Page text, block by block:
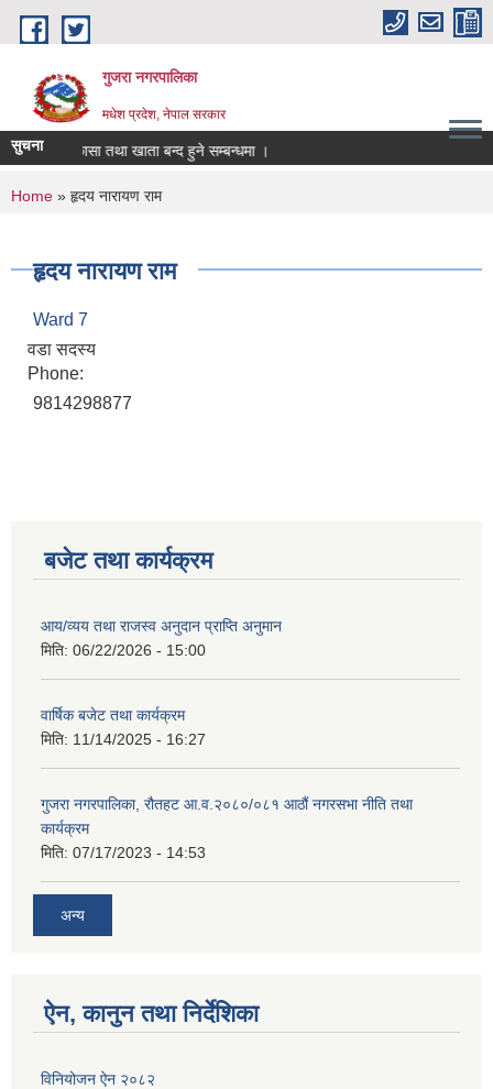
Skip to main content
गुजरा नगरपालिका
मधेश प्रदेश, नेपाल सरकार
सुचनानिकासा तथा खाता बन्द हुने सम्बन्धमा ।
You are here
Home » हृदय नारायण राम
हृदय नारायण राम
Ward 7
वडा सदस्य
Phone:
9814298877
बजेट तथा कार्यक्रम
आय/व्यय तथा राजस्व अनुदान प्राप्ति अनुमान
मिति: 06/22/2026 - 15:00
वार्षिक बजेट तथा कार्यक्रम
मिति: 11/14/2025 - 16:27
गुजरा नगरपालिका, रौतहट आ.व.२०८०/०८१ आठौं नगरसभा नीति तथा
कार्यक्रम
मिति: 07/17/2023 - 14:53
अन्य
ऐन, कानुन तथा निर्देशिका
विनियोजन ऐन २०८२